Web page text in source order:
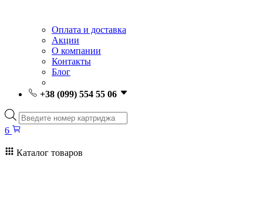
Оплата и доставка
Акции
О компании
Контакты
Блог
+38 (099) 554 55 06
Поиск
товаров
6
Каталог товаров